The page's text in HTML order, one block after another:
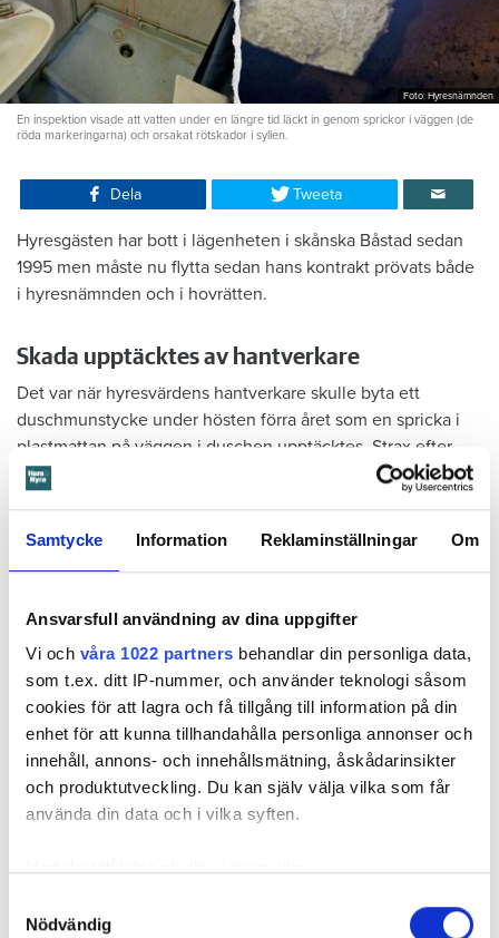
Samtycke Information Reklaminställningar Om
Ansvarsfull användning av dina uppgifter
Vi och våra 1022 partners behandlar din personliga data,
som t.ex. ditt IP-nummer, och använder teknologi såsom
cookies för att lagra och få tillgång till information på din
enhet för att kunna tillhandahålla personliga annonser och
innehåll, annons- och innehållsmätning, åskådarinsikter
och produktutveckling. Du kan själv välja vilka som får
använda din data och i vilka syften.
som kan ha en noggrannhet på upp till flera meter
Nödvändig
Foto: Hyresnämnden
En inspektion visade att vatten under en längre tid läckt in genom sprickor i väggen (de
röda markeringarna) och orsakat rötskador i syllen.
Dela Tweeta
Hyresgästen har bott i lägenheten i skånska Båstad sedan
1995 men måste nu flytta sedan hans kontrakt prövats både
i hyresnämnden och i hovrätten.
Skada upptäcktes av hantverkare
Det var när hyresvärdens hantverkare skulle byta ett
duschmunstycke under hösten förra året som en spricka i
plastmattan på väggen i duschen upptäcktes. Strax efter
detta lät värden ett företag göra en besiktning av
badrummet. Då upptäcktes att vatten läckt från den trasiga
vattenskador.
med hänvisning till att hyresgästen inte iakttagit sin så
kallade vårdplikt (se faktaruta). Eftersom han inte gick med
på att flytta fick hyresnämnden i Malmö pröva
uppsägningen.